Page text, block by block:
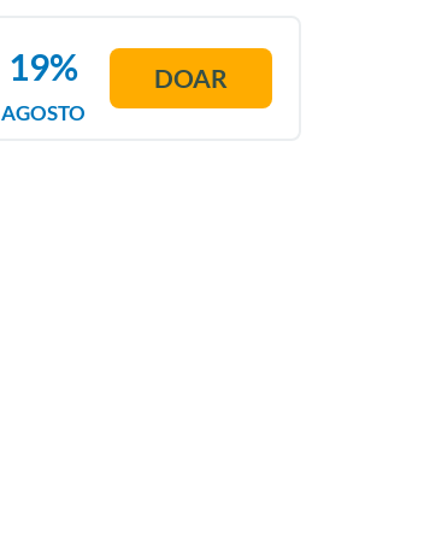
AGOSTO
19% DOAR